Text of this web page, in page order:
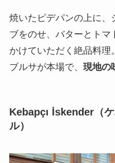
焼いたピデパンの上に、
ブをのせ、バターとトマ
かけていただく絶品料理。
ブルサが本場で、 現地の
Kebapçı İskender（
ル）